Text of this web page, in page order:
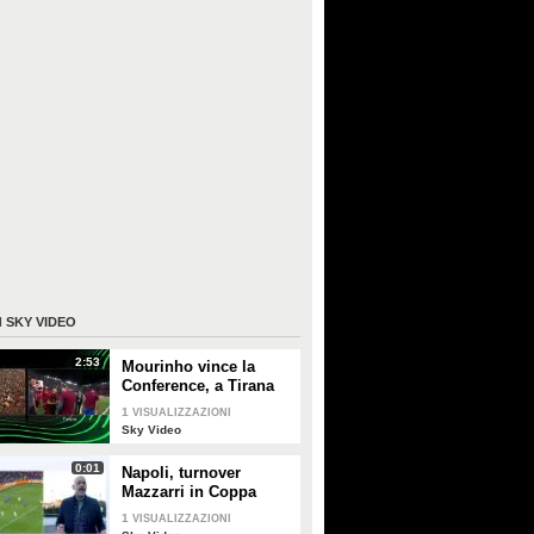
SKY VIDEO
2:53
Mourinho vince la
Conference, a Tirana
risuona "Grazie Roma"
1 VISUALIZZAZIONI
Sky Video
0:01
Napoli, turnover
Mazzarri in Coppa
Italia contro Frosinone
1 VISUALIZZAZIONI